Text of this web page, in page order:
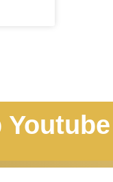
Youtube